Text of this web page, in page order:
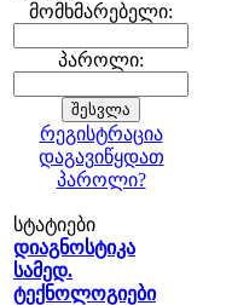
მომხმარებელი:
პაროლი:
რეგისტრაცია
დაგავიწყდათ
პაროლი?
სტატიები
დიაგნოსტიკა
სამედ.
ტექნოლოგიები